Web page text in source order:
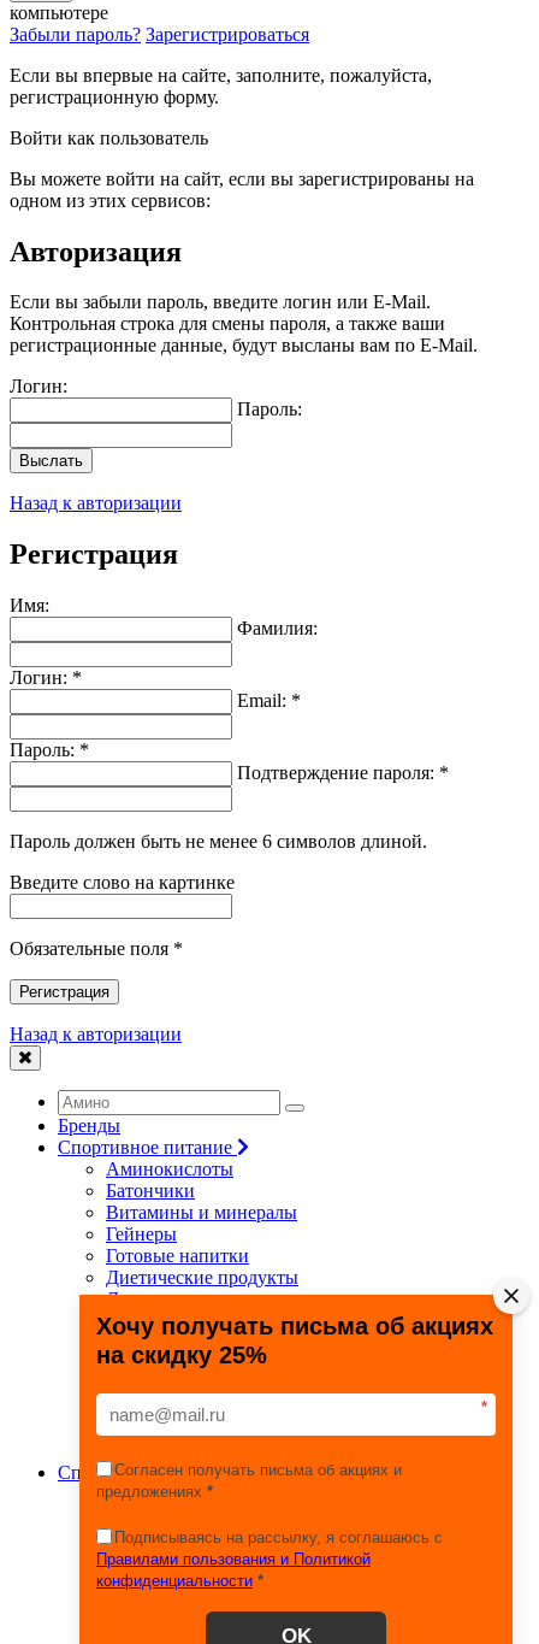
компьютере
Забыли пароль? Зарегистрироваться
Если вы впервые на сайте, заполните, пожалуйста,
регистрационную форму.
Войти как пользователь
Вы можете войти на сайт, если вы зарегистрированы на
одном из этих сервисов:
Авторизация
Если вы забыли пароль, введите логин или E-Mail.
Контрольная строка для смены пароля, а также ваши
регистрационные данные, будут высланы вам по E-Mail.
Логин:
Пароль:
Выслать
Назад к авторизации
Регистрация
Имя:
Фамилия:
Логин: *
Email: *
Пароль: *
Подтверждение пароля: *
Пароль должен быть не менее 6 символов длиной.
Введите слово на картинке
Обязательные поля *
Регистрация
Назад к авторизации
Бренды
Спортивное питание
Аминокислоты
Батончики
Витамины и минералы
Гейнеры
Готовые напитки
Диетические продукты
Для связок и суставов
Жиросжигатели
Здоровье и долголетие
Креатин
Специальные препараты
Спецпредложения
Спортивные товары
Фитнес, йога, пилатес
Игровые виды спорта
Единоборства
Турники
Хочу получать письма об акциях
на скидку 25%
*
Согласен получать письма об акциях и
предложениях *
Подписываясь на рассылку, я соглашаюсь с
Правилами пользования и Политикой
конфиденциальности *
OK